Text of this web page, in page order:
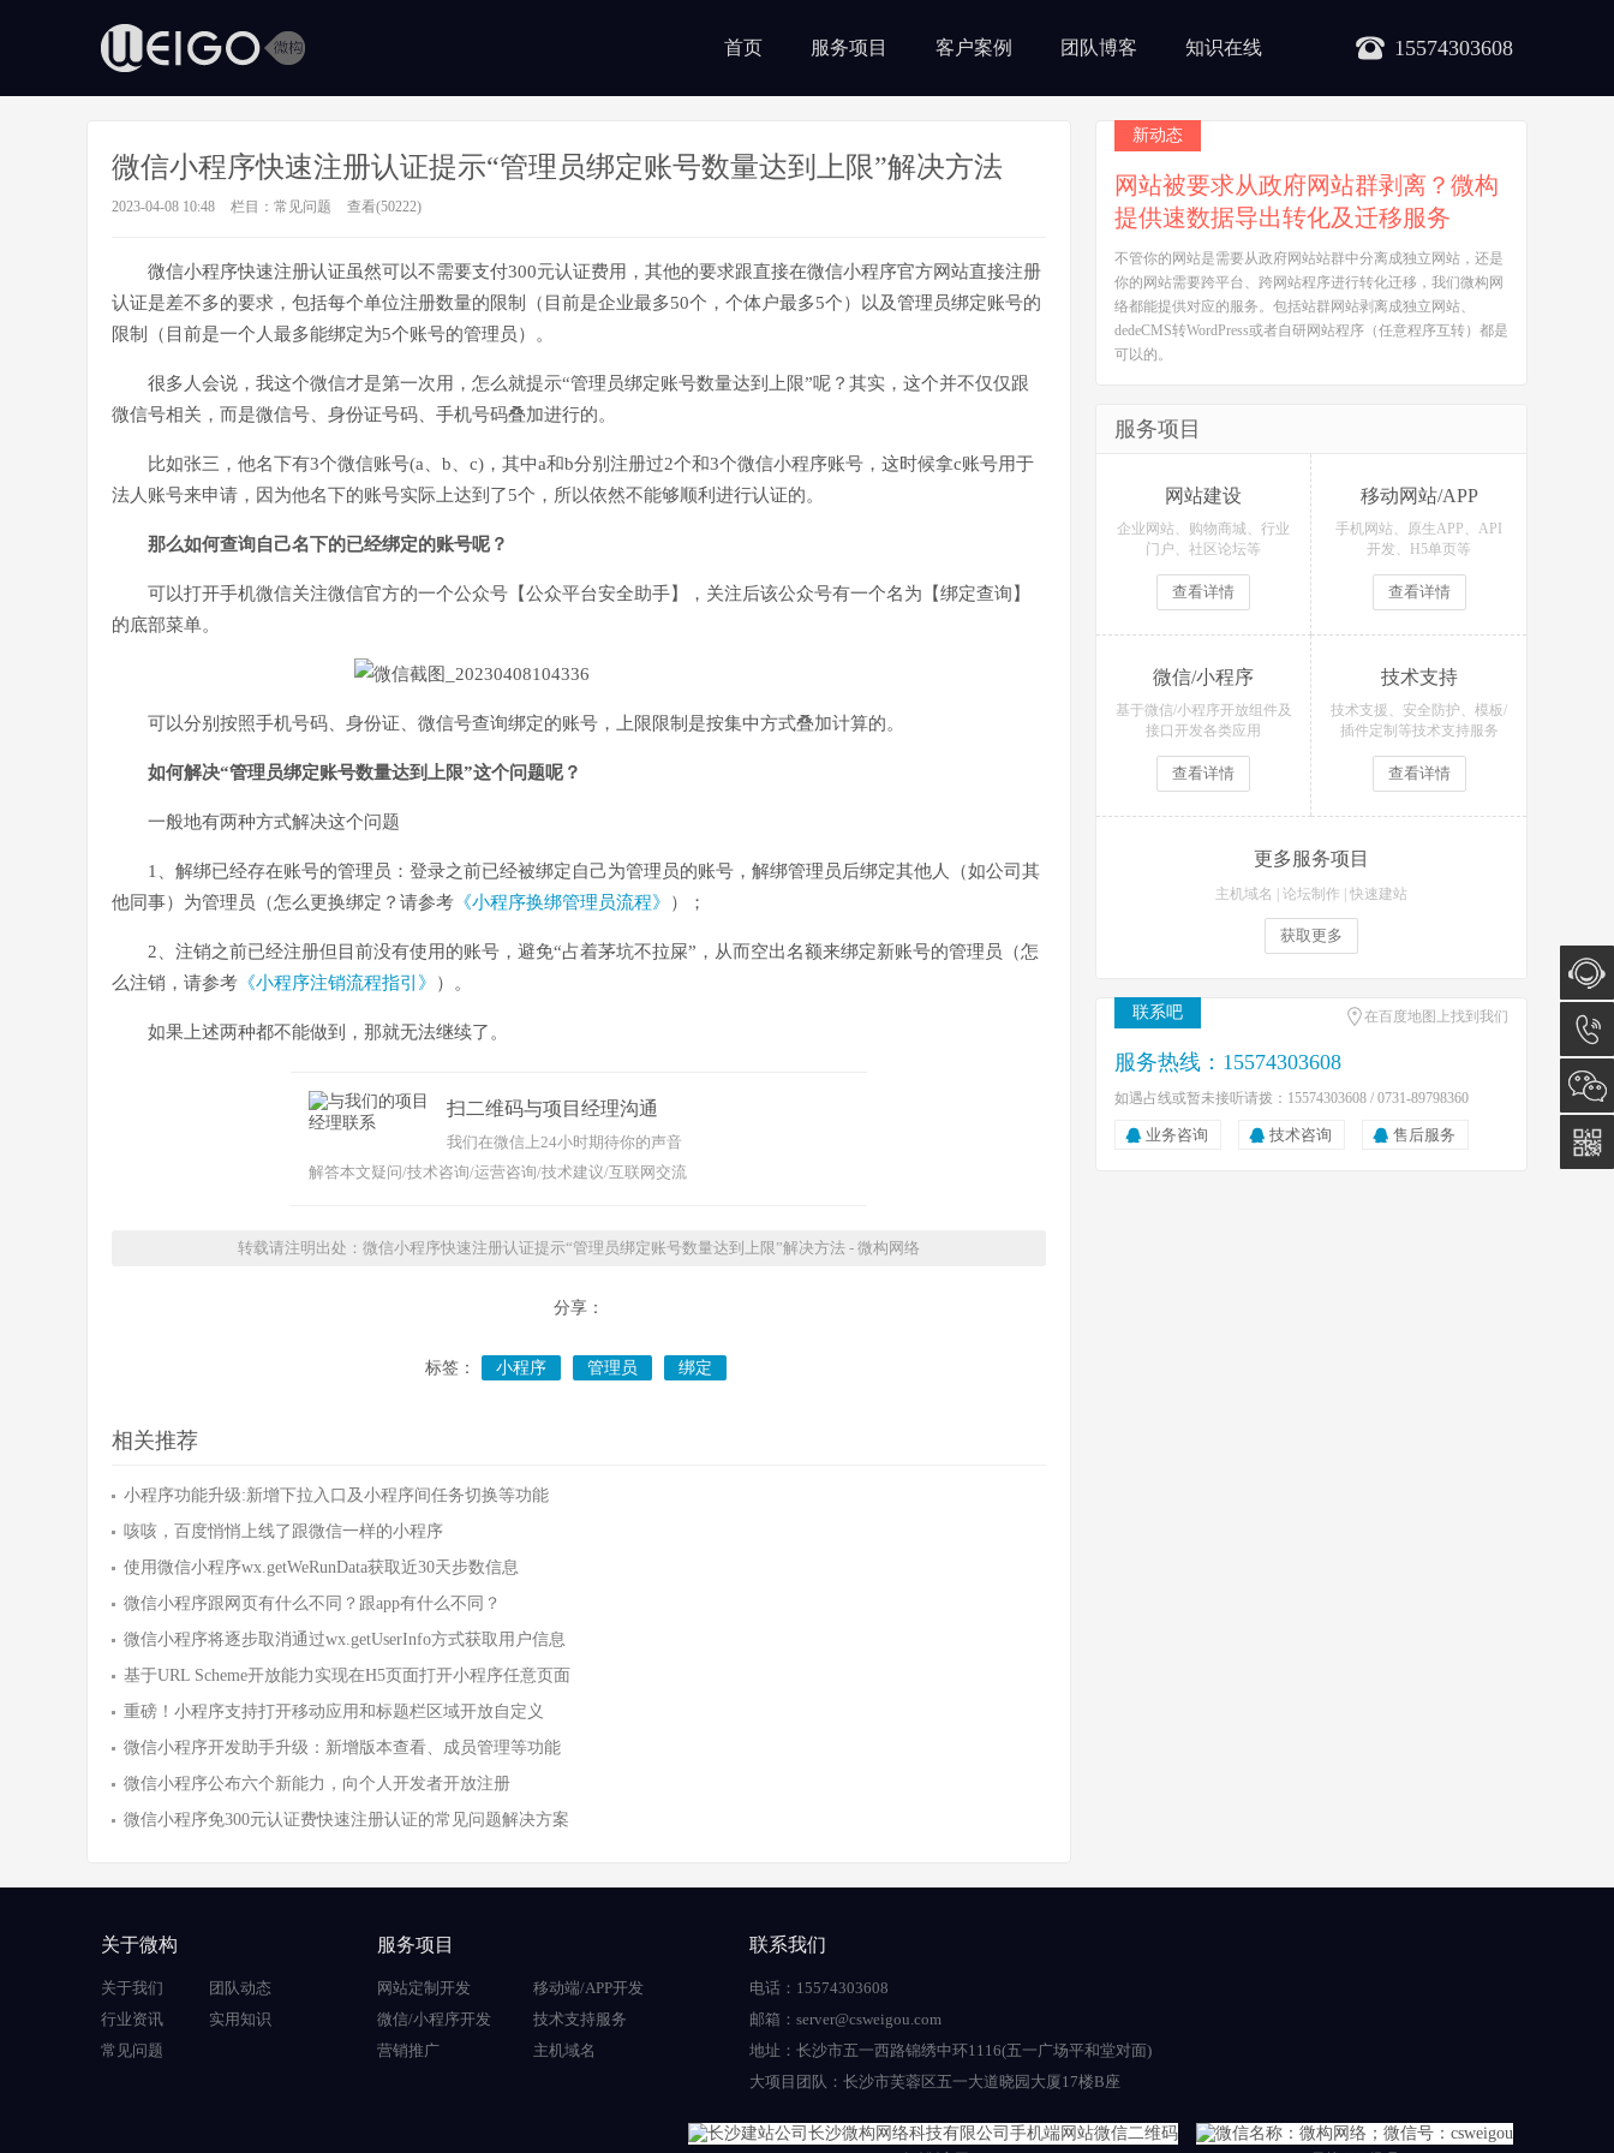
15574303608
首页 服务项目 客户案例 团队博客 知识在线
微信小程序快速注册认证提示“管理员绑定账号数量达到上限”解决方法
2023-04-08 10:48 栏目： 常见问题 查看(50222)
微信小程序快速注册认证虽然可以不需要支付300元认证费用，其他的要求跟直接在微信小程序官方网站直接注册
认证是差不多的要求，包括每个单位注册数量的限制（目前是企业最多50个，个体户最多5个）以及管理员绑定账号的
限制（目前是一个人最多能绑定为5个账号的管理员）。
很多人会说，我这个微信才是第一次用，怎么就提示“管理员绑定账号数量达到上限”呢？其实，这个并不仅仅跟
微信号相关，而是微信号、身份证号码、手机号码叠加进行的。
比如张三，他名下有3个微信账号(a、b、c)，其中a和b分别注册过2个和3个微信小程序账号，这时候拿c账号用于
法人账号来申请，因为他名下的账号实际上达到了5个，所以依然不能够顺利进行认证的。
那么如何查询自己名下的已经绑定的账号呢？
可以打开手机微信关注微信官方的一个公众号【公众平台安全助手】，关注后该公众号有一个名为【绑定查询】
的底部菜单。
可以分别按照手机号码、身份证、微信号查询绑定的账号，上限限制是按集中方式叠加计算的。
如何解决“管理员绑定账号数量达到上限”这个问题呢？
一般地有两种方式解决这个问题
1、解绑已经存在账号的管理员：登录之前已经被绑定自己为管理员的账号，解绑管理员后绑定其他人（如公司其
他同事）为管理员（怎么更换绑定？请参考 《小程序换绑管理员流程》 ）；
2、注销之前已经注册但目前没有使用的账号，避免“占着茅坑不拉屎”，从而空出名额来绑定新账号的管理员（怎
么注销，请参考 《小程序注销流程指引》 ）。
如果上述两种都不能做到，那就无法继续了。
扫二维码与项目经理沟通
我们在微信上24小时期待你的声音
解答本文疑问/技术咨询/运营咨询/技术建议/互联网交流
转载请注明出处：微信小程序快速注册认证提示“管理员绑定账号数量达到上限”解决方法 - 微构网络
分享：
标签： 小程序 管理员 绑定
相关推荐
小程序功能升级:新增下拉入口及小程序间任务切换等功能
咳咳，百度悄悄上线了跟微信一样的小程序
使用微信小程序wx.getWeRunData获取近30天步数信息
微信小程序跟网页有什么不同？跟app有什么不同？
微信小程序将逐步取消通过wx.getUserInfo方式获取用户信息
基于URL Scheme开放能力实现在H5页面打开小程序任意页面
重磅！小程序支持打开移动应用和标题栏区域开放自定义
微信小程序开发助手升级：新增版本查看、成员管理等功能
微信小程序公布六个新能力，向个人开发者开放注册
微信小程序免300元认证费快速注册认证的常见问题解决方案
新动态
网站被要求从政府网站群剥离？微构
提供速数据导出转化及迁移服务
不管你的网站是需要从政府网站站群中分离成独立网站，还是
你的网站需要跨平台、跨网站程序进行转化迁移，我们微构网
络都能提供对应的服务。包括站群网站剥离成独立网站、
dedeCMS转WordPress或者自研网站程序（任意程序互转）都是
可以的。
服务项目
网站建设
企业网站、购物商城、行业
门户、社区论坛等
查看详情
移动网站/APP
手机网站、原生APP、API
开发、H5单页等
查看详情
微信/小程序
基于微信/小程序开放组件及
接口开发各类应用
查看详情
技术支持
技术支援、安全防护、模板/
插件定制等技术支持服务
查看详情
更多服务项目
主机域名 论坛制作 快速建站
获取更多
联系吧 在百度地图上找到我们
服务热线：15574303608
如遇占线或暂未接听请拨：15574303608 / 0731-89798360
业务咨询 技术咨询 售后服务
关于微构
关于我们
团队动态
行业资讯
实用知识
常见问题
服务项目
网站定制开发
移动端/APP开发
微信/小程序开发
技术支持服务
营销推广
主机域名
联系我们
电话：15574303608
邮箱：server@csweigou.com
地址：长沙市五一西路锦绣中环1116(五一广场平和堂对面)
大项目团队：长沙市芙蓉区五一大道晓园大厦17楼B座
在线咨
询